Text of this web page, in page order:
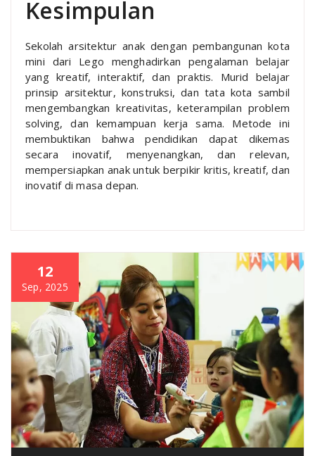
Kesimpulan
Sekolah arsitektur anak dengan pembangunan kota
mini dari Lego menghadirkan pengalaman belajar
yang kreatif, interaktif, dan praktis. Murid belajar
prinsip arsitektur, konstruksi, dan tata kota sambil
mengembangkan kreativitas, keterampilan problem
solving, dan kemampuan kerja sama. Metode ini
membuktikan bahwa pendidikan dapat dikemas
secara inovatif, menyenangkan, dan relevan,
mempersiapkan anak untuk berpikir kritis, kreatif, dan
inovatif di masa depan.
12
Sep, 2025